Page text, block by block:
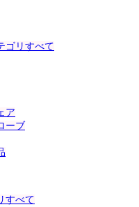
ゴリすべて
ア
ーブ
すべて